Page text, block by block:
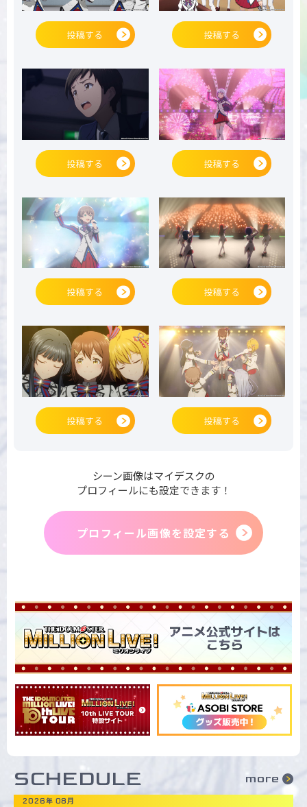
SCHEDULE more
2026年 08月
投稿する 投稿する
投稿する 投稿する
投稿する 投稿する
投稿する 投稿する
シーン画像はマイデスクの
プロフィールにも設定できます！
プロフィール画像を設定する